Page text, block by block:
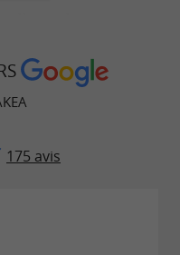
escalier à vis
briques,
cette demeure
prendre un
pour admirer la
175 avis